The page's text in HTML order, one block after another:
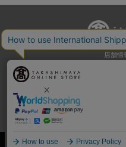
店舗情
推奨環境 特定商取引法に
Cookie等の第三者提供につい